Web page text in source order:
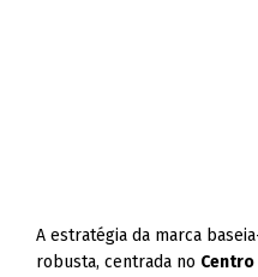
A estratégia da marca
robusta, centrada no